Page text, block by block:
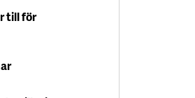
till för